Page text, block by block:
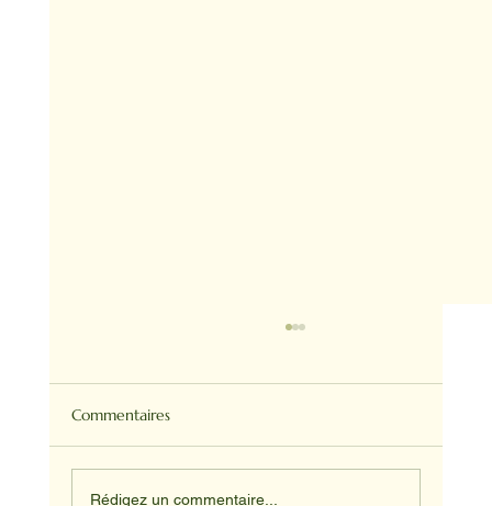
Commentaires
Rédigez un commentaire...